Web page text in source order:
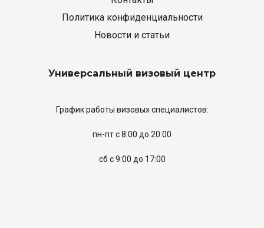
Политика конфиденциальности
Новости и статьи
Универсальный визовый центр
График работы визовых специалистов:
пн-пт с 8:00 до 20:00
сб с 9:00 до 17:00